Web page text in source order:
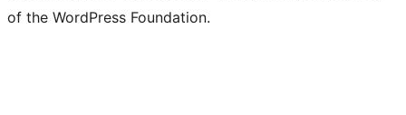
of the WordPress Foundation.